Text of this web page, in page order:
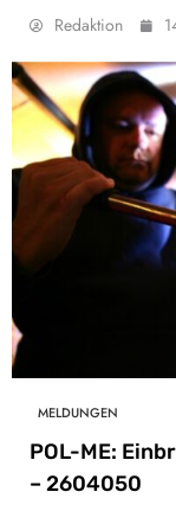
Redaktion
MELDUNGEN
POL-ME:
– 2604050